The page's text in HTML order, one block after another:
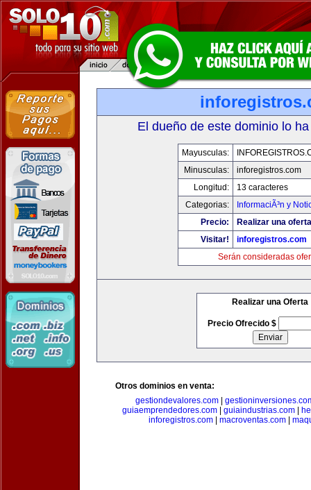
El dueño de este dominio lo
Mayusculas:
Minusculas:
inforegistros.com
Longitud:
13 caracteres
Categorias:
InformaciÃ³n y
Precio:
Realizar una
Visitar!
inforegistros.com
Serán consideradas
Realizar una Oferta
Precio Ofrecido $
Otros dominios en venta:
gestiondevalores.com|
guiaemprendedores.com
guiaindustrias.com
inforegistros.com| macroventas.com|